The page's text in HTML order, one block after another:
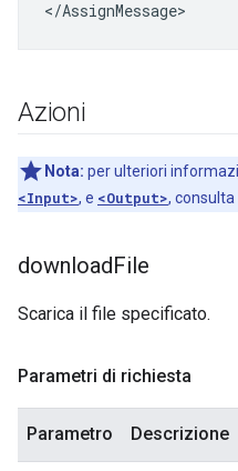
Azioni
Nota: per ulteriori
<Input>, e <Output>,
downloadFile
Scarica il file specificato.
Parametri di richiesta
Parametro Descrizione